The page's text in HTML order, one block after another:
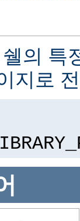
의 특
지로